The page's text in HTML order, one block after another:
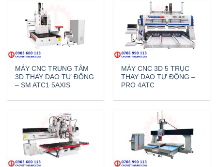
MÁY CNC TRUNG TÂM
3D THAY DAO TỰ ĐỘNG
– SM ATC1 5AXIS
MÁY CNC 3D 5 TRỤC
THAY DAO TỰ ĐỘNG –
PRO 4ATC